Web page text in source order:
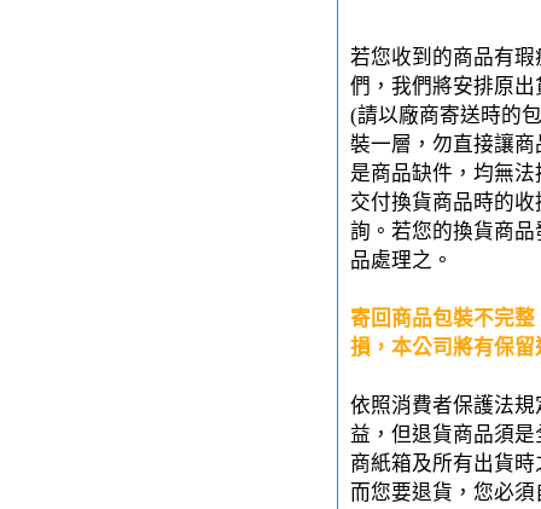
若您收到的商品有
們，我們將安排原
(請以廠商寄送時的
裝一層，勿直接讓
是商品缺件，均無
交付換貨商品時的
詢。若您的換貨商
品處理之。
寄回商品包裝不完
損，本公司將有保
依照消費者保護法
益，但退貨商品須
商紙箱及所有出貨
而您要退貨，您必